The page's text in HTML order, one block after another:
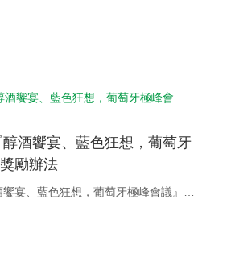
酒饗宴、藍色狂想，葡萄牙
勵辦法